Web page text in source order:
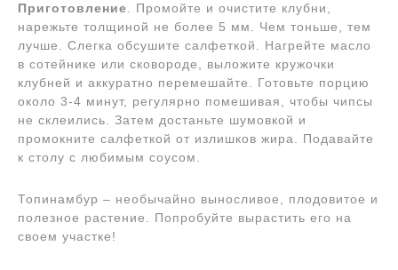
Приготовление. Промойте и очистите клубни,
нарежьте толщиной не более 5 мм. Чем тоньше, тем
лучше. Слегка обсушите салфеткой. Нагрейте масло
в сотейнике или сковороде, выложите кружочки
клубней и аккуратно перемешайте. Готовьте порцию
около 3-4 минут, регулярно помешивая, чтобы чипсы
не склеились. Затем достаньте шумовкой и
промокните салфеткой от излишков жира. Подавайте
к столу с любимым соусом.
Топинамбур – необычайно выносливое, плодовитое и
полезное растение. Попробуйте вырастить его на
своем участке!